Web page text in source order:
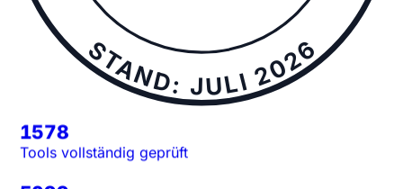
STAND: JULI 2026
1578
Tools vollständig geprüft